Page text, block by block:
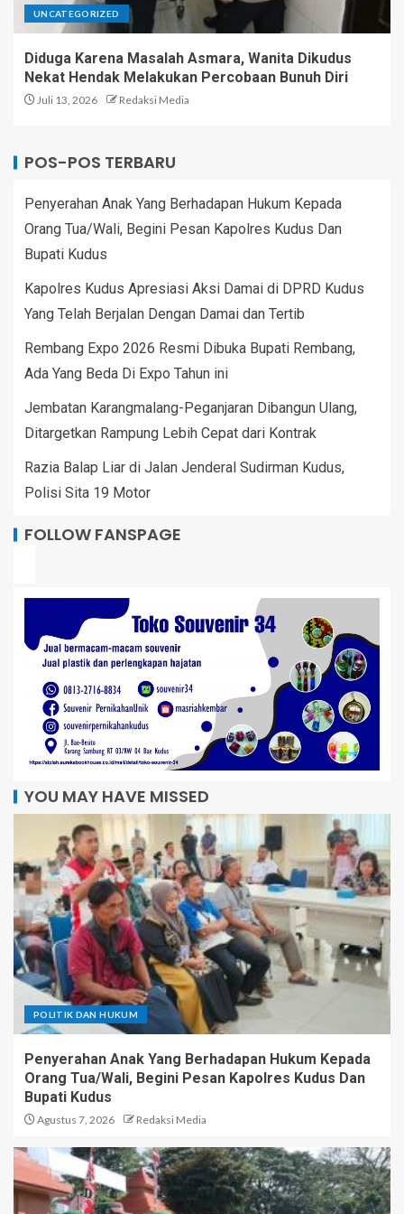
UNCATEGORIZED
Diduga Karena Masalah Asmara, Wanita Dikudus
Nekat Hendak Melakukan Percobaan Bunuh Diri
Juli 13, 2026 Redaksi Media
POS-POS TERBARU
Penyerahan Anak Yang Berhadapan Hukum Kepada
Orang Tua/Wali, Begini Pesan Kapolres Kudus Dan
Bupati Kudus
Kapolres Kudus Apresiasi Aksi Damai di DPRD Kudus
Yang Telah Berjalan Dengan Damai dan Tertib
Rembang Expo 2026 Resmi Dibuka Bupati Rembang,
Ada Yang Beda Di Expo Tahun ini
Jembatan Karangmalang-Peganjaran Dibangun Ulang,
Ditargetkan Rampung Lebih Cepat dari Kontrak
Razia Balap Liar di Jalan Jenderal Sudirman Kudus,
Polisi Sita 19 Motor
FOLLOW FANSPAGE
YOU MAY HAVE MISSED
POLITIK DAN HUKUM
Penyerahan Anak Yang Berhadapan Hukum Kepada
Orang Tua/Wali, Begini Pesan Kapolres Kudus Dan
Bupati Kudus
Agustus 7, 2026 Redaksi Media